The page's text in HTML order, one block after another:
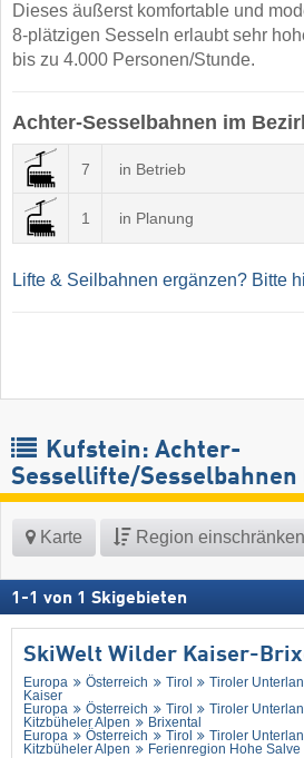
Dieses äußerst komfortable und
8-plätzigen Sesseln erlaubt sehr
bis zu 4.000 Personen/Stunde.
Achter-Sesselbahnen im
7 in Betrieb
1 in Planung
Lifte & Seilbahnen ergänzen? Bitte
Kufstein: Achter-
Sessellifte/Sesselbahnen
Karte Region einschränken
1 -1 von 1 Skigebieten
SkiWelt Wilder Kaiser-
Europa Österreich Tirol Tiroler
Kaiser
Europa
Österreich Tirol
Tiroler
Kitzbüheler Alpen
Brixental
Europa
Österreich Tirol
Tiroler
Kitzbüheler Alpen
Ferienregion Hohe Salve